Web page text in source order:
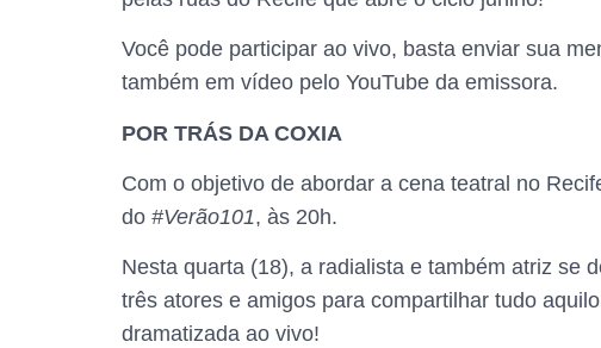
Você pode participar ao vivo, basta enviar sua
também em vídeo pelo YouTube da emissora.
POR TRÁS DA COXIA
Com o objetivo de abordar a cena teatral no
do #Verão101, às 20h.
Nesta quarta (18), a radialista e também atriz se
três atores e amigos para compartilhar tudo
dramatizada ao vivo!